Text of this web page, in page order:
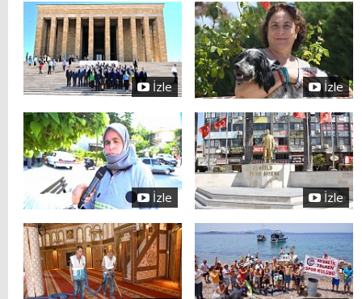
İzle İzle
İzle İzle